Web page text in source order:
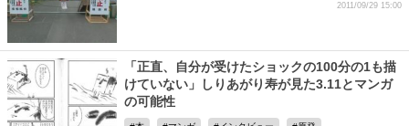
2011/09/29 15:00
「正直、自分が受けたショックの100分の1も描
けていない」しりあがり寿が見た3.11とマンガ
の可能性